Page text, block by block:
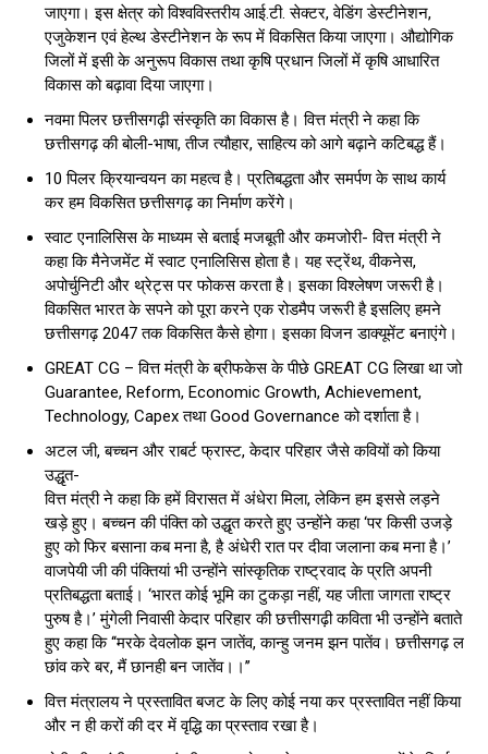
जाएगा। इस क्षेत्र को विश्वविस्तरीय आई.टी. सेक्टर, वेडिंग डेस्टीनेशन,
एजुकेशन एवं हेल्थ डेस्टीनेशन के रूप में विकसित किया जाएगा। औद्योगिक
जिलों में इसी के अनुरूप विकास तथा कृषि प्रधान जिलों में कृषि आधारित
विकास को बढ़ावा दिया जाएगा।
नवमा पिलर छत्तीसगढ़ी संस्कृति का विकास है। वित्त मंत्री ने कहा कि
छत्तीसगढ़ की बोली-भाषा, तीज त्यौहार, साहित्य को आगे बढ़ाने कटिबद्ध हैं।
10 पिलर क्रियान्वयन का महत्व है। प्रतिबद्धता और समर्पण के साथ कार्य
कर हम विकसित छत्तीसगढ़ का निर्माण करेंगे।
स्वाट एनालिसिस के माध्यम से बताई मजबूती और कमजोरी- वित्त मंत्री ने
कहा कि मैनेजमेंट में स्वाट एनालिसिस होता है। यह स्ट्रेंथ, वीकनेस,
अपोर्चुनिटी और थ्रेट्स पर फोकस करता है। इसका विश्लेषण जरूरी है।
विकसित भारत के सपने को पूरा करने एक रोडमैप जरूरी है इसलिए हमने
छत्तीसगढ़ 2047 तक विकसित कैसे होगा। इसका विजन डाक्यूमेंट बनाएंगे।
GREAT CG – वित्त मंत्री के ब्रीफकेस के पीछे GREAT CG लिखा था जो
Guarantee, Reform, Economic Growth, Achievement,
Technology, Сарех तथा Good Governance को दर्शाता है।
अटल जी, बच्चन और राबर्ट फ्रास्ट, केदार परिहार जैसे कवियों को किया
उद्धृत-
वित्त मंत्री ने कहा कि हमें विरासत में अंधेरा मिला, लेकिन हम इससे लड़ने
खड़े हुए। बच्चन की पंक्ति को उद्धृत करते हुए उन्होंने कहा ‘पर किसी उजड़े
हुए को फिर बसाना कब मना है, है अंधेरी रात पर दीवा जलाना कब मना है।’
वाजपेयी जी की पंक्तियां भी उन्होंने सांस्कृतिक राष्ट्रवाद के प्रति अपनी
प्रतिबद्धता बताई। ‘भारत कोई भूमि का टुकड़ा नहीं, यह जीता जागता राष्ट्र
पुरुष है।’ मुंगेली निवासी केदार परिहार की छत्तीसगढ़ी कविता भी उन्होंने बताते
हुए कहा कि ‘‘मरके देवलोक झन जातेंव, कान्हु जनम झन पातेंव। छत्तीसगढ़ ल
छांव करे बर, मैं छानही बन जातेंव।।’’
वित्त मंत्रालय ने प्रस्तावित बजट के लिए कोई नया कर प्रस्तावित नहीं किया
और न ही करों की दर में वृद्धि का प्रस्ताव रखा है।